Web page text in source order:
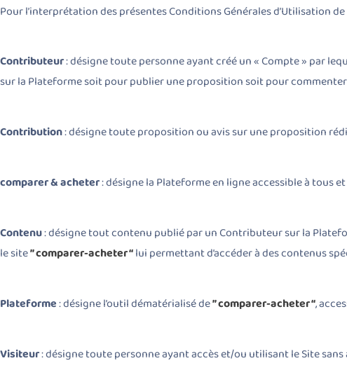
Pour l’interprétation des présentes Conditions Générales d’Utilisation
Contributeur: désigne toute personne ayant créé un « Compte » par
sur la Plateforme soit pour publier une proposition soit pour
Contribution: désigne toute proposition ou avis sur une proposition
comparer & acheter: désigne la Plateforme en ligne accessible à tous
Contenu: désigne tout contenu publié par un Contributeur sur la
le site” comparer-acheter “lui permettant d’accéder à des contenus
Plateforme: désigne l’outil dématérialisé de” comparer-acheter “,
Visiteur: désigne toute personne ayant accès et/ou utilisant le Site